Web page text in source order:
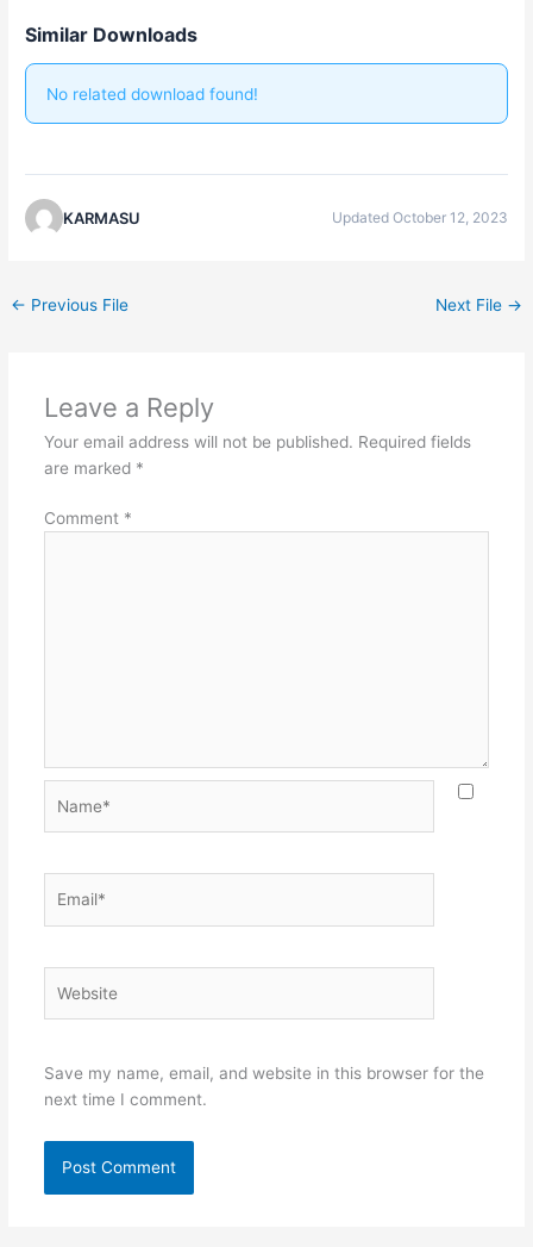
Similar Downloads
No related download found!
KARMASU Updated October 12, 2023
← Previous File Next File →
Leave a Reply
Your email address will not be published. Required fields
are marked *
Comment *
Save my name, email, and website in this browser for the
next time I comment.